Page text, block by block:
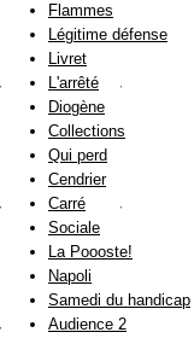
Flammes
Légitime défense
Livret
L'arrêté
Diogène
Collections
Qui perd
Cendrier
Carré
Sociale
La Poooste!
Napoli
Samedi du handicap
Audience 2